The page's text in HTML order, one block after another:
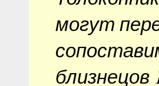
могут